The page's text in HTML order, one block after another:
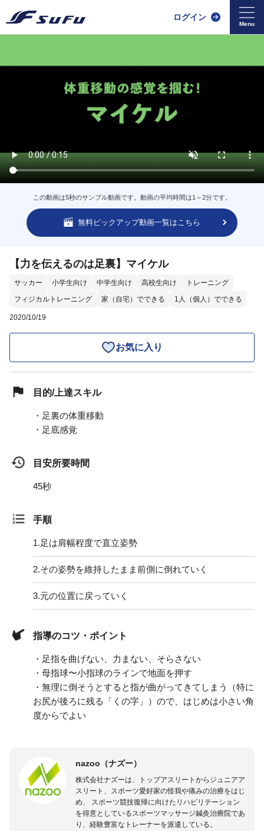
ログイン
この動画は5秒のサンプル動画です。動画の平均時間は1～2分です。
無料ピックアップ動画一覧はこちら
【力を伝えるのは足裏】マイケル
サッカー 小学生向け 中学生向け 高校生向け
トレーニング
フィジカルトレーニング
家（自宅）でできる 1人（個人）でできる
2020/10/19
お気に入り
目的/上達スキル
・足裏の体重移動
・足底感覚
目安所要時間
45秒
手順
1.足は肩幅程度で直立姿勢
2.その姿勢を維持したまま前側に倒れていく
3.元の位置に戻っていく
指導のコツ・ポイント
・足指を曲げない、力まない、そらさない
・母指球〜小指球のラインで地面を押す
・無理に倒そうとすると指が曲がってきてしまう（特に
お尻が後ろに残る「くの字」）ので、はじめは小さい角
度からでよい
nazoo（ナズー）
株式会社ナズーは、トップアスリートからジュニアア
スリート、スポーツ愛好家の怪我や痛みの治療をはじ
め、 スポーツ競技復帰に向けたリハビリテーション
を得意としているスポーツマッサージ鍼灸治療院であ
り、経験豊富なトレーナーを派遣している。